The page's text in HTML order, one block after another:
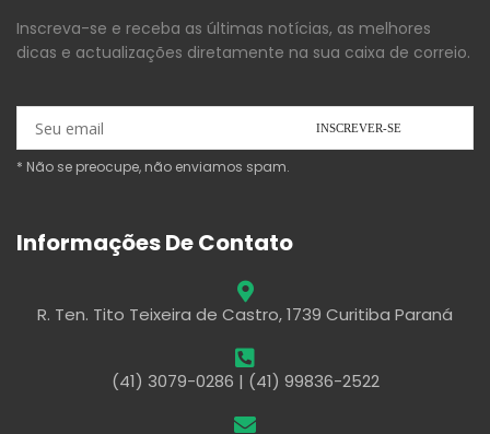
Inscreva-se e receba as últimas notícias, as melhores
dicas e actualizações diretamente na sua caixa de correio.
* Não se preocupe, não enviamos spam.
Informações De Contato
R. Ten. Tito Teixeira de Castro, 1739 Curitiba Paraná
(41) 3079-0286 | (41) 99836-2522